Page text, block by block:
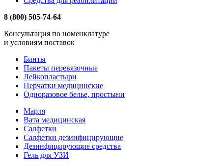
8 (800) 505-74-64
Консультация по номенклатуре
и условиям поставок
Бинты
Пакеты перевязочные
Лейкопластыри
Перчатки медицинские
Одноразовое белье, простыни
Марля
Вата медицинская
Салфетки
Салфетки дезинфицирующие
Дезинфицирующие средства
Гель для УЗИ